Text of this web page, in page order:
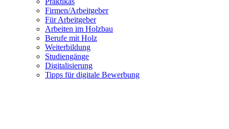
Firmen/Arbeitgeber
Für Arbeitgeber
Arbeiten im Holzbau
Berufe mit Holz
Weiterbildung
Studiengänge
Digitalisierung
Tipps für digitale Bewerbung